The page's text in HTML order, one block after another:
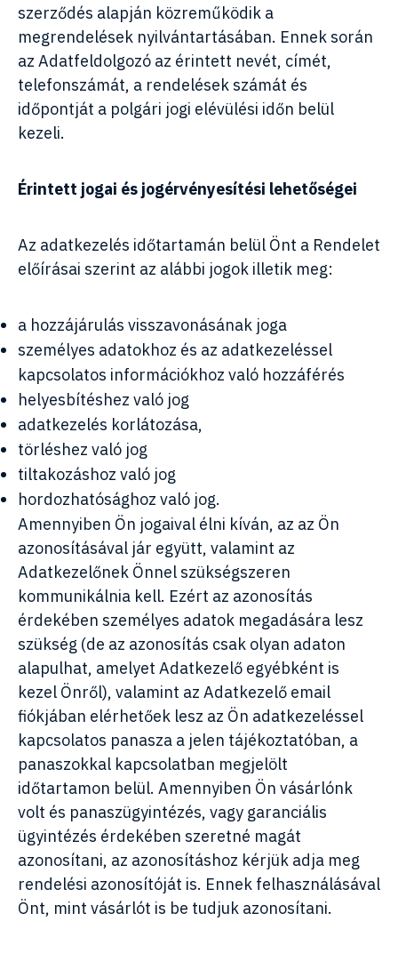
szerződés alapján közreműködik a
megrendelések nyilvántartásában. Ennek során
az Adatfeldolgozó az érintett nevét, címét,
telefonszámát, a rendelések számát és
időpontját a polgári jogi elévülési időn belül
kezeli.
Érintett jogai és jogérvényesítési lehetőségei
Az adatkezelés időtartamán belül Önt a Rendelet
előírásai szerint az alábbi jogok illetik meg:
a hozzájárulás visszavonásának joga
személyes adatokhoz és az adatkezeléssel
kapcsolatos információkhoz való hozzáférés
helyesbítéshez való jog
adatkezelés korlátozása,
törléshez való jog
tiltakozáshoz való jog
hordozhatósághoz való jog.
Amennyiben Ön jogaival élni kíván, az az Ön
azonosításával jár együtt, valamint az
Adatkezelőnek Önnel szükségszeren
kommunikálnia kell. Ezért az azonosítás
érdekében személyes adatok megadására lesz
szükség (de az azonosítás csak olyan adaton
alapulhat, amelyet Adatkezelő egyébként is
kezel Önről), valamint az Adatkezelő email
fiókjában elérhetőek lesz az Ön adatkezeléssel
kapcsolatos panasza a jelen tájékoztatóban, a
panaszokkal kapcsolatban megjelölt
időtartamon belül. Amennyiben Ön vásárlónk
volt és panaszügyintézés, vagy garanciális
ügyintézés érdekében szeretné magát
azonosítani, az azonosításhoz kérjük adja meg
rendelési azonosítóját is. Ennek felhasználásával
Önt, mint vásárlót is be tudjuk azonosítani.